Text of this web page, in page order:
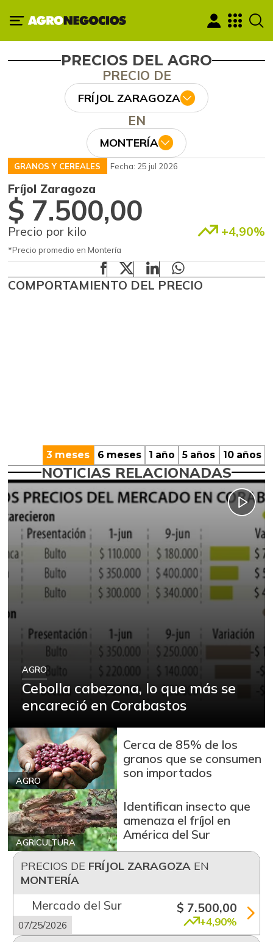
PRECIOS DEL AGRO
PRECIO DE
FRÍJOL ZARAGOZA
EN
MONTERÍA
GRANOS Y CEREALES Fecha: 25 jul 2026
Fríjol Zaragoza
$ 7.500,00
Precio por kilo +4,90%
*Precio promedio en Montería
COMPORTAMIENTO DEL PRECIO
3 meses 6 meses 1 año 5 años 10 años
NOTICIAS RELACIONADAS
AGRO
Cebolla cabezona, lo que más se
encareció en Corabastos
AGRO
Cerca de 85% de los
granos que se consumen
son importados
AGRICULTURA
Identifican insecto que
amenaza el fríjol en
América del Sur
PRECIOS DE FRÍJOL ZARAGOZAEN
MONTERÍA
Mercado del Sur
07/25/2026
$ 7.500,00
+4,90%